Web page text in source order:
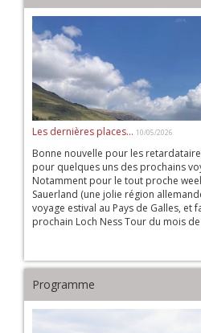
Les dernières places... 10/05/2026
Bonne nouvelle pour les
pour quelques uns des prochains
Notamment pour le tout proche
Sauerland (une jolie région
voyage estival au Pays de Galles, et
prochain Loch Ness Tour du mois
Programme